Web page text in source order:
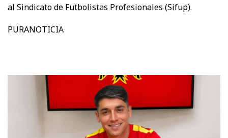
al Sindicato de Futbolistas Profesionales (Sifup).
PURANOTICIA